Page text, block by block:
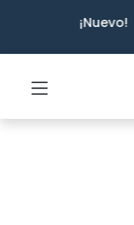
¡Nuevo!